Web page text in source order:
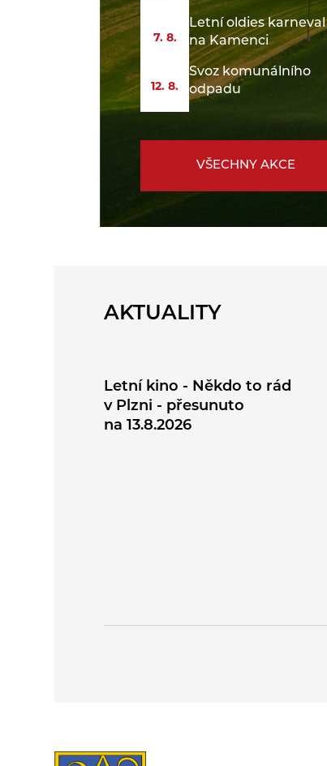
7. 8.
Letní oldies karneval
na Kamenci
12. 8.
Svoz komunálního
odpadu
VŠECHNY AKCE
AKTUALITY
Letní kino - Někdo to rád
v Plzni - přesunuto
na 13.8.2026